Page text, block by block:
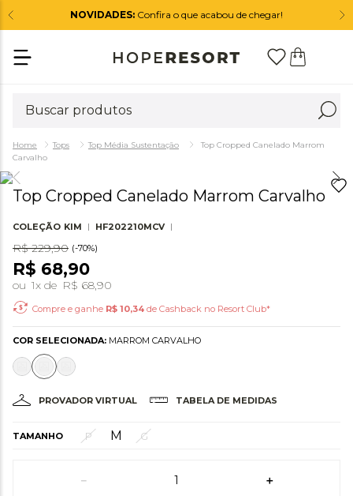
NOVIDADES: Confira o que acabou de chegar!
Tops Top Média Sustentação
Top Cropped Canelado Marrom
Carvalho
Top Cropped Canelado Marrom Carvalho
COLEÇÃO KIM HF202210MCV
R$ 229,90 (-70%)
R$ 68,90
ou 1x de R$ 68,90
Compre e ganhe R$ 10,34 de Cashback no Resort Club*
COR SELECIONADA: MARROM CARVALHO
PROVADOR VIRTUAL TABELA DE MEDIDAS
TAMANHO G
M
P
＋
－